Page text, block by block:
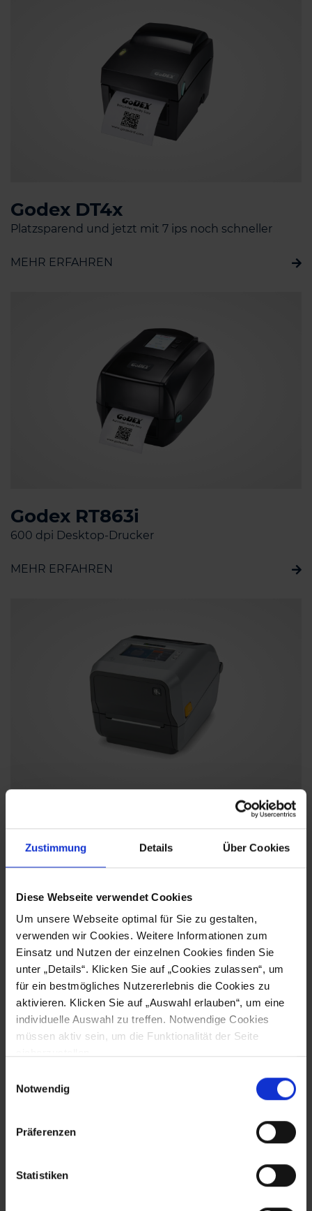
Zustimmung Details Über Cookies
Diese Webseite verwendet Cookies
Um unsere Webseite optimal für Sie zu gestalten,
verwenden wir Cookies. Weitere Informationen zum
Einsatz und Nutzen der einzelnen Cookies finden Sie
unter „Details“. Klicken Sie auf „Cookies zulassen“, um
für ein bestmögliches Nutzererlebnis die Cookies zu
aktivieren. Klicken Sie auf „Auswahl erlauben“, um eine
individuelle Auswahl zu treffen. Notwendige Cookies
müssen aktiv sein, um die Funktionalität der Seite
Notwendig
Präferenzen
Statistiken
Godex DT4x
Platzsparend und jetzt mit 7 ips noch schneller
MEHR ERFAHREN
Godex RT863i
600 dpi Desktop-Drucker
MEHR ERFAHREN
4-Zoll-Desktopdrucker mit erstklassiger
Druckleistung
MEHR ERFAHREN
Wir unterstützen Sie gerne
bei der Auswahl des
passenden Gerätes
Die ideale Lösung ist abhängig von vielen
entwickelt gemeinsam mit Ihnen eine auf Ihre
Bedürfnisse und Anforderungen
Jetzt Angebot anfordern